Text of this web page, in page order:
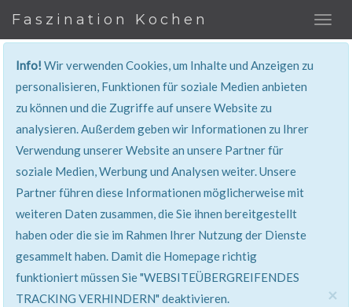
Faszination Kochen
Info!Wir verwenden Cookies, um Inhalte und Anzeigen zu
personalisieren, Funktionen für soziale Medien anbieten
zu können und die Zugriffe auf unsere Website zu
analysieren. Außerdem geben wir Informationen zu Ihrer
Verwendung unserer Website an unsere Partner für
soziale Medien, Werbung und Analysen weiter. Unsere
Partner führen diese Informationen möglicherweise mit
weiteren Daten zusammen, die Sie ihnen bereitgestellt
haben oder die sie im Rahmen Ihrer Nutzung der Dienste
gesammelt haben. Damit die Homepage richtig
funktioniert müssen Sie "WEBSITEÜBERGREIFENDES
TRACKING VERHINDERN" deaktivieren.
×
KRÄUTER